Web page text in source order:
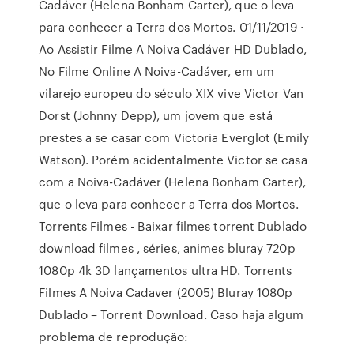
Cadáver (Helena Bonham Carter), que o leva
para conhecer a Terra dos Mortos. 01/11/2019 ·
Ao Assistir Filme A Noiva Cadáver HD Dublado,
No Filme Online A Noiva-Cadáver, em um
vilarejo europeu do século XIX vive Victor Van
Dorst (Johnny Depp), um jovem que está
prestes a se casar com Victoria Everglot (Emily
Watson). Porém acidentalmente Victor se casa
com a Noiva-Cadáver (Helena Bonham Carter),
que o leva para conhecer a Terra dos Mortos.
Torrents Filmes - Baixar filmes torrent Dublado
download filmes , séries, animes bluray 720p
1080p 4k 3D lançamentos ultra HD. Torrents
Filmes A Noiva Cadaver (2005) Bluray 1080p
Dublado – Torrent Download. Caso haja algum
problema de reprodução: